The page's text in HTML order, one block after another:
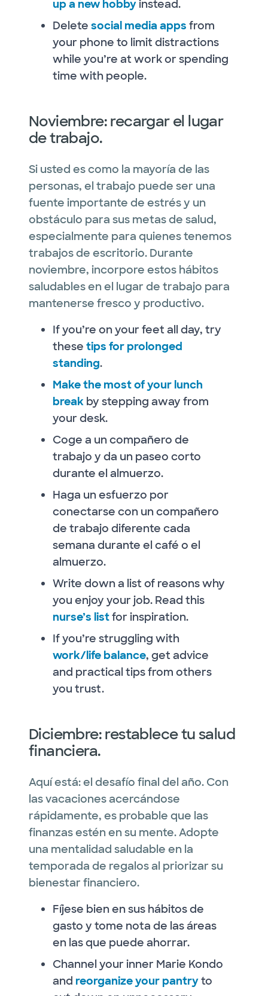
up a new hobbyinstead.
Delete social media apps from
your phone to limit distractions
while you’re at work or spending
time with people.
Noviembre: recargar el lugar
de trabajo.
Si usted es como la mayoría de las
personas, el trabajo puede ser una
fuente importante de estrés y un
obstáculo para sus metas de salud,
especialmente para quienes tenemos
trabajos de escritorio. Durante
noviembre, incorpore estos hábitos
saludables en el lugar de trabajo para
mantenerse fresco y productivo.
If you’re on your feet all day, try
these tips for prolonged
standing.
Make the most of your lunch
break by stepping away from
your desk.
Coge a un compañero de
trabajo y da un paseo corto
durante el almuerzo.
Haga un esfuerzo por
conectarse con un compañero
de trabajo diferente cada
semana durante el café o el
almuerzo.
Write down a list of reasons why
you enjoy your job. Read this
nurse’s listfor inspiration.
If you’re struggling with
work/life balance, get advice
and practical tips from others
you trust.
Diciembre: restablece tu salud
financiera.
Aquí está: el desafío final del año. Con
las vacaciones acercándose
rápidamente, es probable que las
finanzas estén en su mente. Adopte
una mentalidad saludable en la
temporada de regalos al priorizar su
bienestar financiero.
Fíjese bien en sus hábitos de
gasto y tome nota de las áreas
en las que puede ahorrar.
Channel your inner Marie Kondo
and reorganize your pantryto